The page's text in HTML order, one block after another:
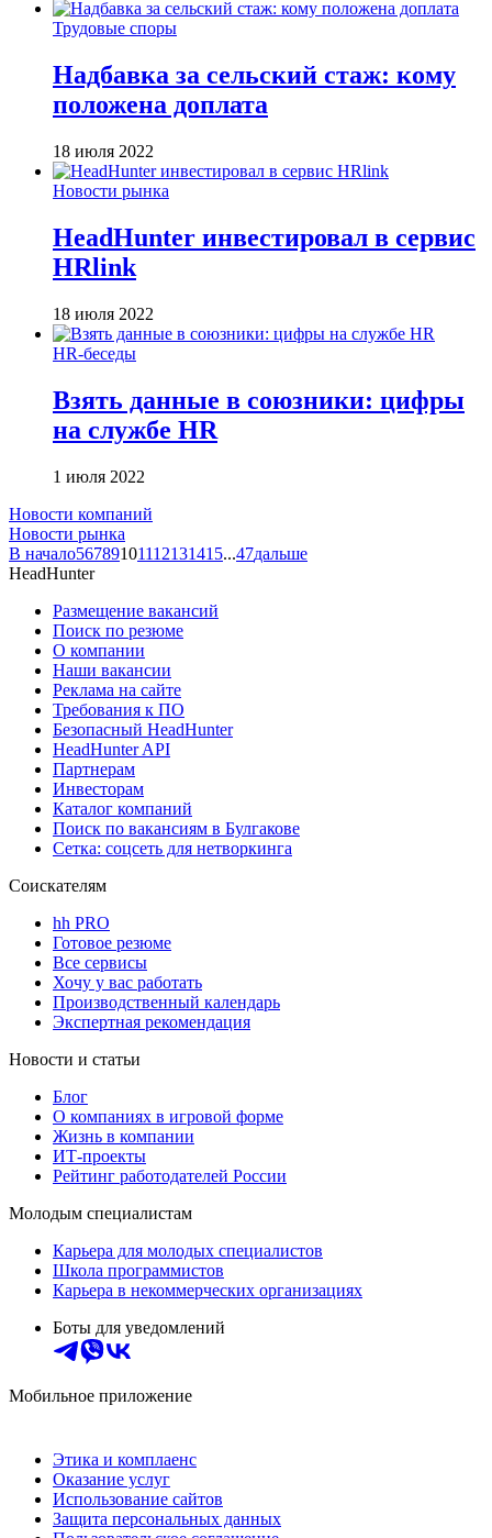
Трудовые споры
Надбавка за сельский стаж: кому
положена доплата
18 июля 2022
Новости рынка
HeadHunter инвестировал в сервис
HRlink
18 июля 2022
HR-беседы
Взять данные в союзники: цифры
на службе HR
1 июля 2022
Новости компаний
Новости рынка
В начало56789101112131415...47дальше
HeadHunter
Размещение вакансий
Поиск по резюме
О компании
Наши вакансии
Реклама на сайте
Требования к ПО
Безопасный HeadHunter
HeadHunter API
Партнерам
Инвесторам
Каталог компаний
Поиск по вакансиям в Булгакове
Сетка: соцсеть для нетворкинга
Соискателям
hh PRO
Готовое резюме
Все сервисы
Хочу у вас работать
Производственный календарь
Экспертная рекомендация
Новости и статьи
Блог
О компаниях в игровой форме
Жизнь в компании
ИТ-проекты
Рейтинг работодателей России
Молодым специалистам
Карьера для молодых специалистов
Школа программистов
Карьера в некоммерческих организациях
Боты для уведомлений
Мобильное приложение
Этика и комплаенс
Оказание услуг
Использование сайтов
Защита персональных данных